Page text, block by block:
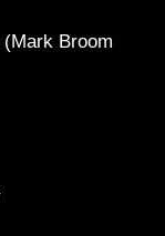
(Mark Broom